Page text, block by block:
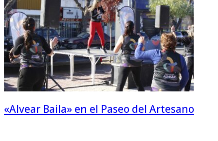
«Alvear Baila» en el Paseo del Artesano